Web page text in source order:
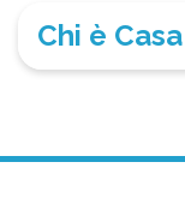
Chi è